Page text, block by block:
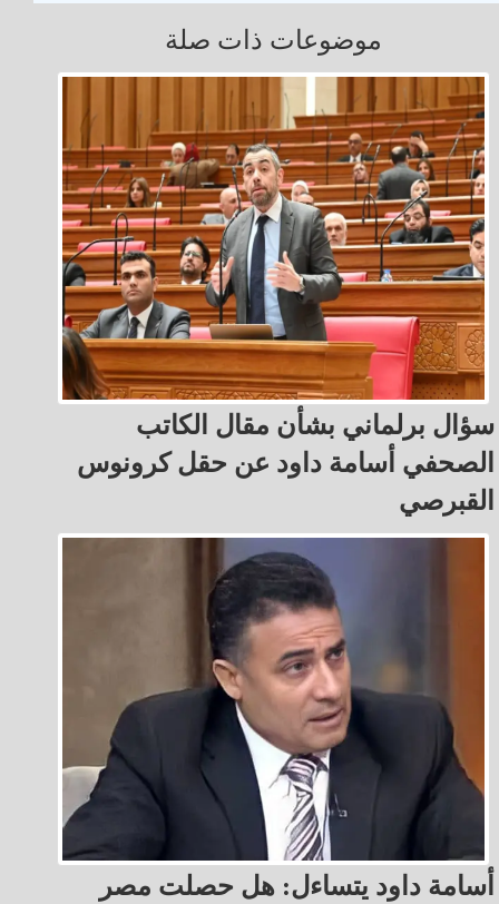
موضوعات ذات صلة
سؤال برلماني بشأن مقال الكاتب
الصحفي أسامة داود عن حقل كرونوس
القبرصي
أسامة داود يتساءل: هل حصلت مصر